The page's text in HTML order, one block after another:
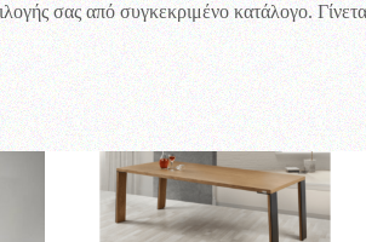
σας από συγκεκριμένο κατάλογο.